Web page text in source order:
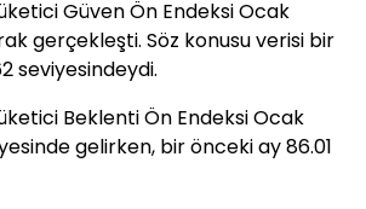
Güven Ön Endeksi Ocak
gerçekleşti. Söz konusu verisi bir
seviyesindeydi.
Beklenti Ön Endeksi Ocak
gelirken, bir önceki ay 86.01